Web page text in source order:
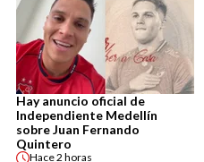
Hay anuncio oficial de
Independiente Medellín
sobre Juan Fernando
Quintero
Hace2 horas